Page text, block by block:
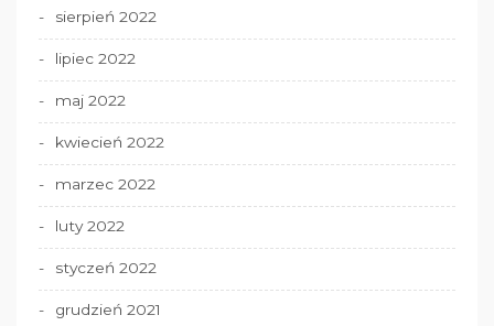
sierpień 2022
lipiec 2022
maj 2022
kwiecień 2022
marzec 2022
luty 2022
styczeń 2022
grudzień 2021